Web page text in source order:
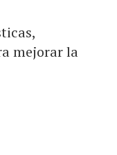
mejorar la